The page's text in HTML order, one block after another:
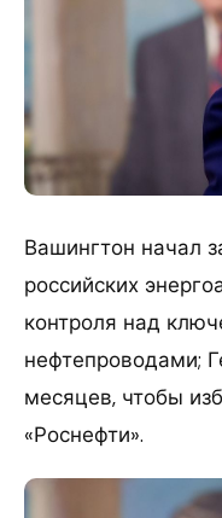
Вашингтон начал
российских
контроля над
нефтепроводами;
месяцев, чтобы
«Роснефти».